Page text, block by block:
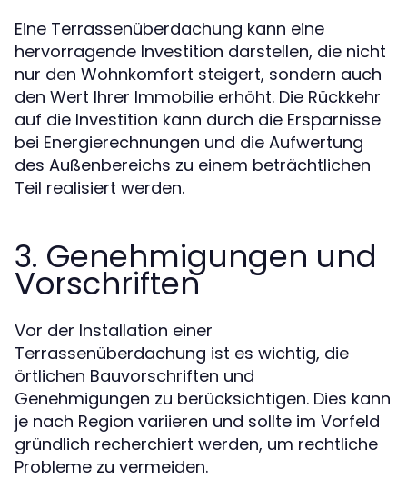
Eine Terrassenüberdachung kann eine
hervorragende Investition darstellen, die nicht
nur den Wohnkomfort steigert, sondern auch
den Wert Ihrer Immobilie erhöht. Die Rückkehr
auf die Investition kann durch die Ersparnisse
bei Energierechnungen und die Aufwertung
des Außenbereichs zu einem beträchtlichen
Teil realisiert werden.
3. Genehmigungen und
Vorschriften
Vor der Installation einer
Terrassenüberdachung ist es wichtig, die
örtlichen Bauvorschriften und
Genehmigungen zu berücksichtigen. Dies kann
je nach Region variieren und sollte im Vorfeld
gründlich recherchiert werden, um rechtliche
Probleme zu vermeiden.